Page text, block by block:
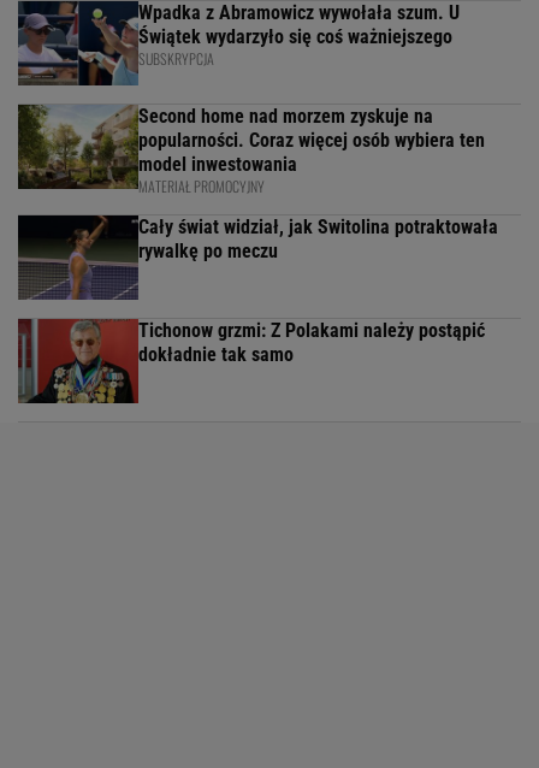
Wpadka z Abramowicz wywołała szum. U
Świątek wydarzyło się coś ważniejszego
SUBSKRYPCJA
Second home nad morzem zyskuje na
popularności. Coraz więcej osób wybiera ten
model inwestowania
MATERIAŁ PROMOCYJNY
Cały świat widział, jak Switolina potraktowała
rywalkę po meczu
Tichonow grzmi: Z Polakami należy postąpić
dokładnie tak samo